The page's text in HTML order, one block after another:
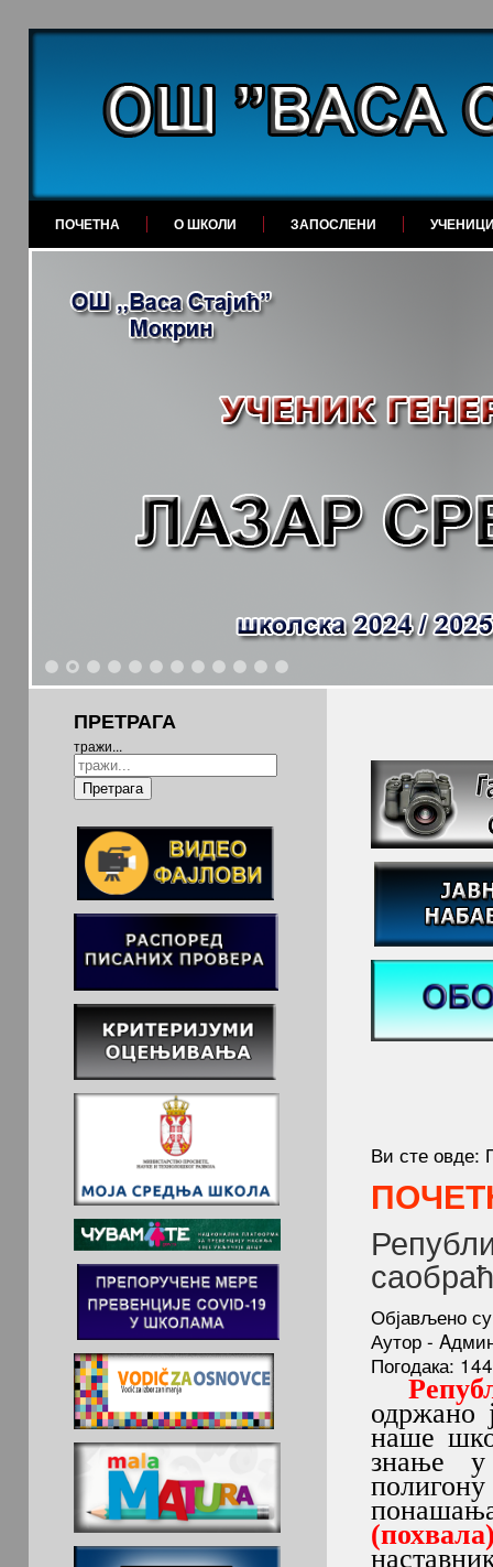
ПОЧЕТНА О ШКОЛИ ЗАПОСЛЕНИ
ПРЕТРАГА
тражи...
Претрага
Ви сте овде:
Објављено
Аутор -
Погодака:
одржано
наше
знање у